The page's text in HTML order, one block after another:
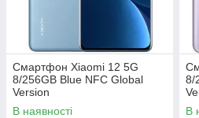
Смартфон Xiaomi 12 5G
8/256GB Blue NFC Global
Version
В наявності
8/
В